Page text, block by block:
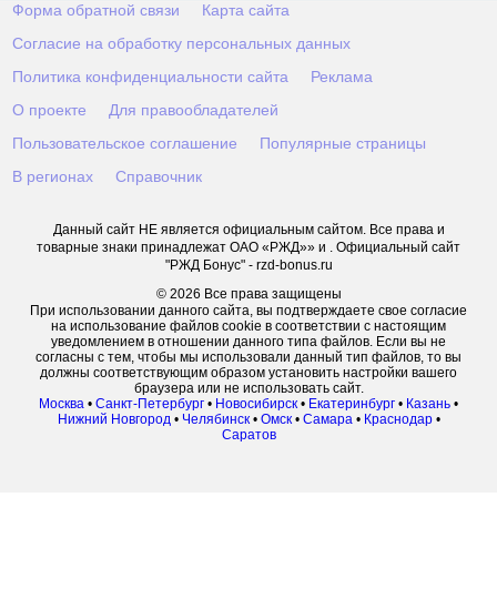
Форма обратной связи
Карта сайта
Согласие на обработку персональных данных
Политика конфиденциальности сайта
Реклама
О проекте
Для правообладателей
Пользовательское соглашение
Популярные страницы
В регионах
Справочник
Данный сайт НЕ является официальным сайтом. Все права и
товарные знаки принадлежат ОАО «РЖД»» и . Официальный сайт
"РЖД Бонус" - rzd-bonus.ru
© 2026 Все права защищены
При использовании данного сайта, вы подтверждаете свое согласие
на использование файлов cookie в соответствии с настоящим
уведомлением в отношении данного типа файлов. Если вы не
согласны с тем, чтобы мы использовали данный тип файлов, то вы
должны соответствующим образом установить настройки вашего
браузера или не использовать сайт.
Москва • Санкт-Петербург • Новосибирск • Екатеринбург • Казань •
Нижний Новгород• Челябинск• Омск• Самара• Краснодар•
Саратов